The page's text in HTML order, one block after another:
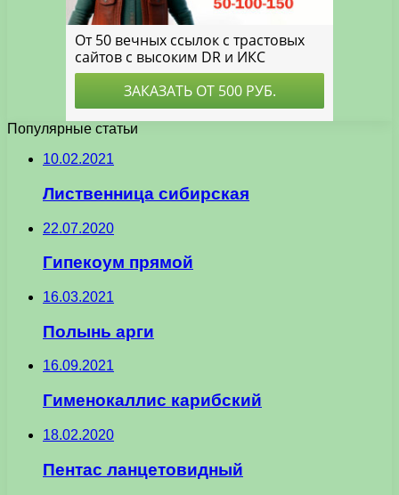
Популярные статьи
10.02.2021
Лиственница сибирская
22.07.2020
Гипекоум прямой
16.03.2021
Полынь арги
16.09.2021
Гименокаллис карибский
18.02.2020
Пентас ланцетовидный